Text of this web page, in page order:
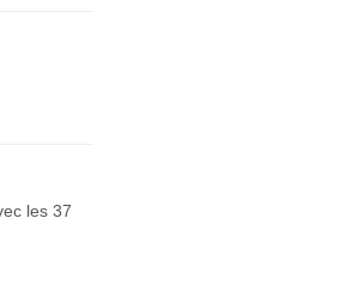
les 37